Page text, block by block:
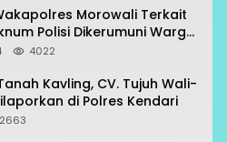
Morowali Terkait
Polisi Dikerumuni Warga
4022
Kavling, CV. Tujuh Wali-
di Polres Kendari
2663